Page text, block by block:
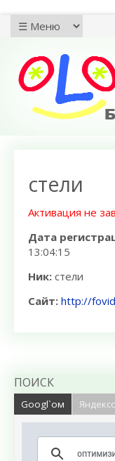
стели
Активация не
Дата
13:04:15
Ник: стели
Сайт: http://
ПОИСК
Googl`ом